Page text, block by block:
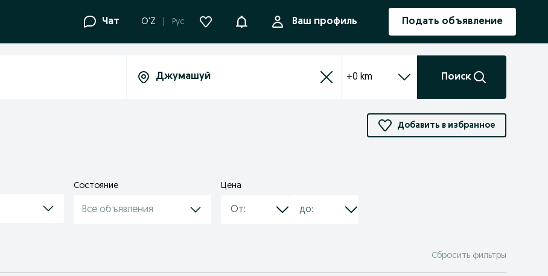
Чат O'Z Рус УведомленияВаш профиль Подать объявление
+0 km Поиск
Добавить в избранное
Состояние
Все объявления
Цена
Сбросить фильтры